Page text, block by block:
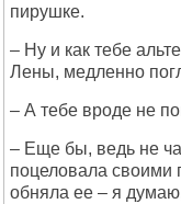
пирушке.
– Hу и как тебе
Лены, медленно
– А тебе вроде не
– Еще бы, ведь не
поцеловала своими
обняла ее – я